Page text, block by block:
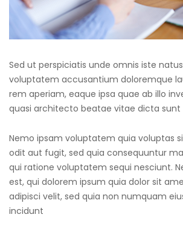
Sed ut perspiciatis unde omnis iste
voluptatem accusantium doloremque
rem aperiam, eaque ipsa quae ab illo
quasi architecto beatae vitae dicta sunt
Nemo ipsam voluptatem quia voluptas
odit aut fugit, sed quia consequuntur
qui ratione voluptatem sequi nesciunt.
est, qui dolorem ipsum quia dolor sit
adipisci velit, sed quia non numquam
incidunt